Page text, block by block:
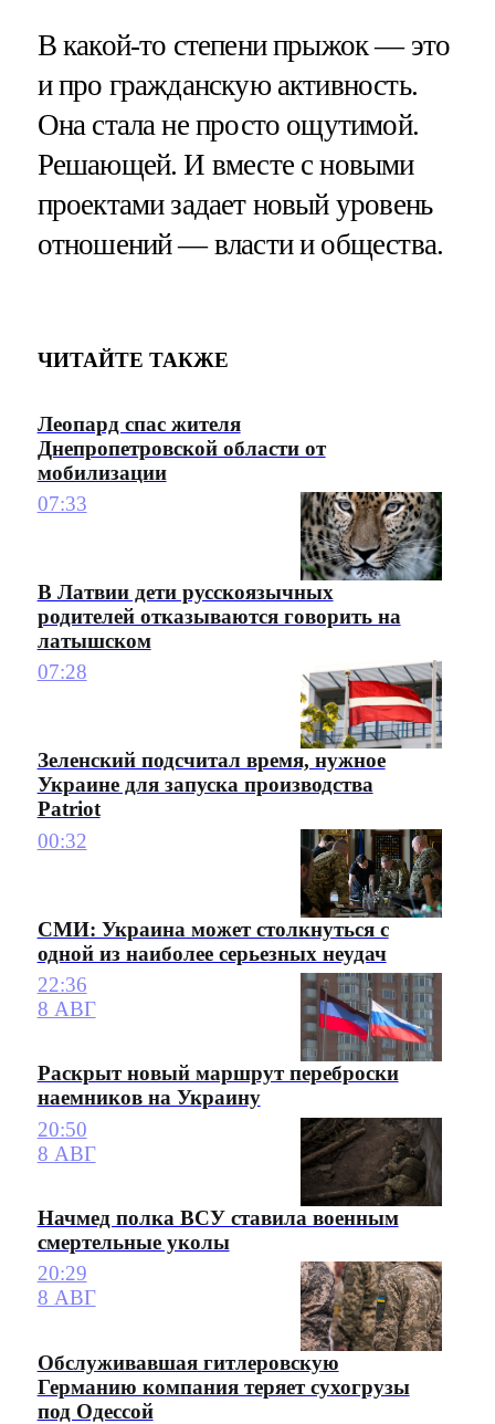
В какой-то степени прыжок — это
и про гражданскую активность.
Она стала не просто ощутимой.
Решающей. И вместе с новыми
проектами задает новый уровень
отношений — власти и общества.
ЧИТАЙТЕ ТАКЖЕ
Леопард спас жителя
Днепропетровской области от
мобилизации
07:33
В Латвии дети русскоязычных
родителей отказываются говорить на
латышском
07:28
Зеленский подсчитал время, нужное
Украине для запуска производства
Patriot
00:32
СМИ: Украина может столкнуться с
одной из наиболее серьезных неудач
22:36
8 АВГ
Раскрыт новый маршрут переброски
наемников на Украину
20:50
8 АВГ
Начмед полка ВСУ ставила военным
смертельные уколы
20:29
8 АВГ
Обслуживавшая гитлеровскую
Германию компания теряет сухогрузы
под Одессой